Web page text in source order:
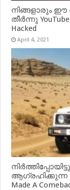
നിങ്ങളാരും ഈ
തീർന്നു
Hacked
April 4, 2021
ആഗ്രഹിക്കുന്ന
Made A